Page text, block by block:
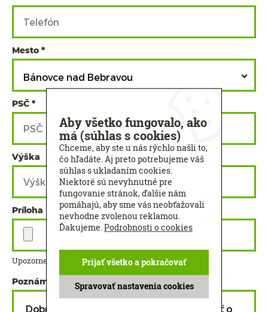
Mesto
Bánovce nad Bebravou
PSČ
Výška Šírka
Príloha
Upozornenie: Maximálna veľkosť príloh je 32 MB.
Poznámka
Aby všetko fungovalo, ako
má (súhlas s cookies)
Chceme, aby ste u nás rýchlo našli to,
čo hľadáte. Aj preto potrebujeme váš
súhlas s ukladaním cookies.
Niektoré sú nevyhnutné pre
fungovanie stránok, ďalšie nám
pomáhajú, aby sme vás neobťažovali
nevhodne zvolenou reklamou.
Ďakujeme.Podrobnosti o cookies
Spravovať nastavenia cookies
Prijať všetko a pokračovať